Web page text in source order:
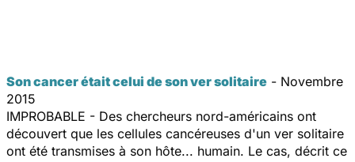
Son cancer était celui de son ver solitaire - Novembre
2015
IMPROBABLE - Des chercheurs nord-américains ont
découvert que les cellules cancéreuses d'un ver solitaire
ont été transmises à son hôte... humain. Le cas, décrit ce